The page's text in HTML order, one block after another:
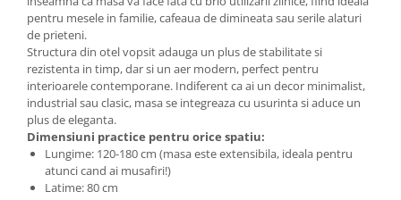
Mobila camera copii
Scaune birou pentru copii
Saltele patuturi copii
Paturi copii
Masa si scaune gradinita
Seturi comode living si dormitor
pentru mesele in familie, cafeaua de dimineata sau serile alaturi
de prieteni.
Structura din otel vopsit adauga un plus de stabilitate si
rezistenta in timp, dar si un aer modern, perfect pentru
interioarele contemporane. Indiferent ca ai un decor minimalist,
industrial sau clasic, masa se integreaza cu usurinta si aduce un
plus de eleganta.
Dimensiuni practice pentru orice spatiu:
Lungime: 120-180 cm (masa este extensibila, ideala pentru
atunci cand ai musafiri!)
Latime: 80 cm